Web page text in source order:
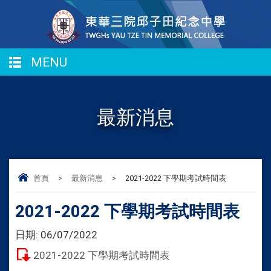
MENU
最新消息
首頁 > 最新消息 > 2021-2022 下學期考試時間表
2021-2022 下學期考試時間表
日期: 06/07/2022
2021-2022 下學期考試時間表